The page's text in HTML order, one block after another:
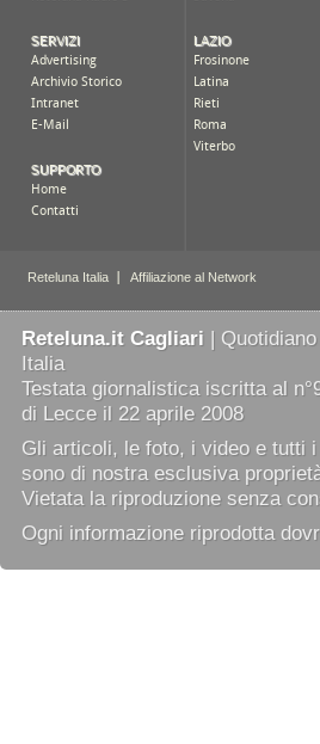
Reteluna.it Cagliari |
Italia
Testata giornalistica iscritta al
di Lecce il 22 aprile 2008
Gli articoli, le foto, i video e tutti
sono di nostra esclusiva
Vietata la riproduzione senza
Ogni informazione riprodotta